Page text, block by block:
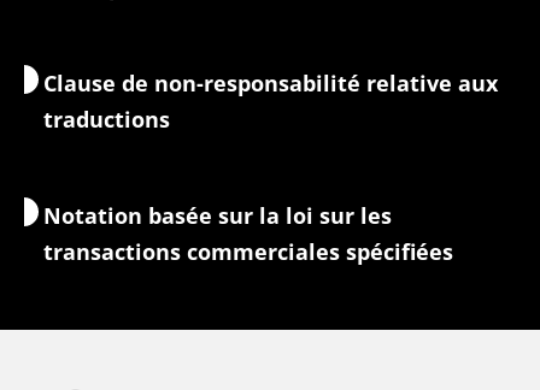
Hébergement
Guides-interprètes
Accès Wi-Fi
Informations de sécurité
Tourisme universel
Clause de non-responsabilité relative aux
traductions
Notation basée sur la loi sur les
transactions commerciales spécifiées